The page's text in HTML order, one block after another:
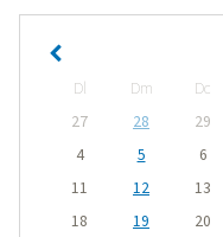
Dl Dm Dc
27
28 29
4
5 6
11
12 13
18
19 20